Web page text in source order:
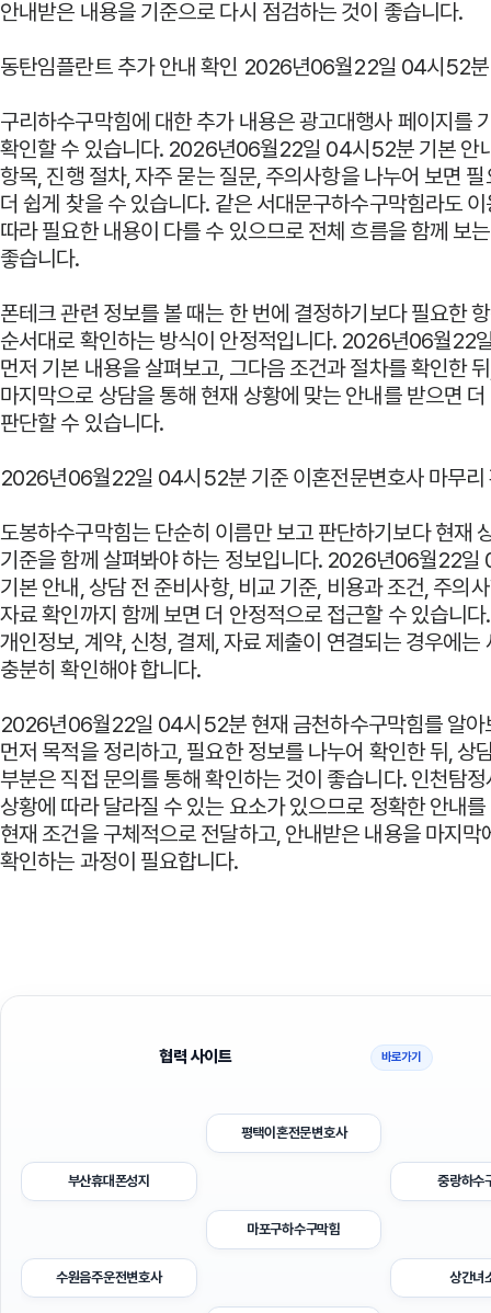
안내받은 내용을 기준으로 다시 점검하는 것이 좋습니다.
동탄임플란트 추가 안내 확인 2026년06월22일 04시52분
구리하수구막힘에 대한 추가 내용은광고대행사 페이지를
확인할 수 있습니다. 2026년06월22일 04시52분 기본 안
항목, 진행 절차, 자주 묻는 질문, 주의사항을 나누어 보면
더 쉽게 찾을 수 있습니다. 같은 서대문구하수구막힘라도
따라 필요한 내용이 다를 수 있으므로 전체 흐름을 함께 보
좋습니다.
폰테크 관련 정보를 볼 때는 한 번에 결정하기보다 필요한
순서대로 확인하는 방식이 안정적입니다. 2026년06월22
먼저 기본 내용을 살펴보고, 그다음 조건과 절차를 확인한
마지막으로 상담을 통해 현재 상황에 맞는 안내를 받으면
판단할 수 있습니다.
2026년06월22일 04시52분 기준 이혼전문변호사 마무리
도봉하수구막힘는 단순히 이름만 보고 판단하기보다 현재
기준을 함께 살펴봐야 하는 정보입니다. 2026년06월22
기본 안내, 상담 전 준비사항, 비교 기준, 비용과 조건, 주의
자료 확인까지 함께 보면 더 안정적으로 접근할 수 있습니다
개인정보, 계약, 신청, 결제, 자료 제출이 연결되는 경우에는
충분히 확인해야 합니다.
2026년06월22일 04시52분 현재 금천하수구막힘를 알아
먼저 목적을 정리하고, 필요한 정보를 나누어 확인한 뒤, 상
부분은 직접 문의를 통해 확인하는 것이 좋습니다. 인천탐
상황에 따라 달라질 수 있는 요소가 있으므로 정확한 안내
현재 조건을 구체적으로 전달하고, 안내받은 내용을 마지막
확인하는 과정이 필요합니다.
협력 사이트 바로가기
평택이혼전문변호사
부산휴대폰성지 중랑하수
마포구하수구막힘
수원음주운전변호사 상간녀